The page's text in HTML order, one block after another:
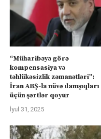
“Müharibəyə görə
kompensasiya və
təhlükəsizlik zəmanətləri”:
İran ABŞ-la nüvə danışıqları
üçün şərtlər qoyur
İyul 31, 2025